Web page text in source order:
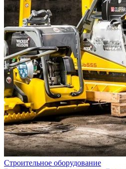
Строительное оборудование